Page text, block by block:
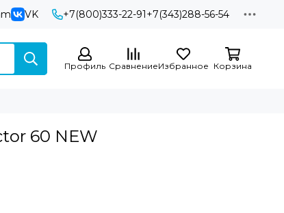
VK +7(800)333-22-91+7(343)288-56-54
Профиль СравнениеИзбранное Корзина
60 NEW